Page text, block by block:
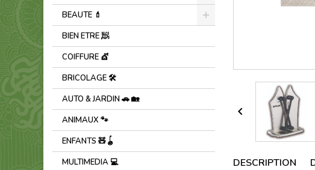
BEAUTE 💄
BIEN ETRE 🧖
COIFFURE 💇
BRICOLAGE 🛠️
AUTO & JARDIN 🚗 🏡
ANIMAUX 🐾
ENFANTS 🧸🪀
MULTIMEDIA 💻

DESCRIPTION